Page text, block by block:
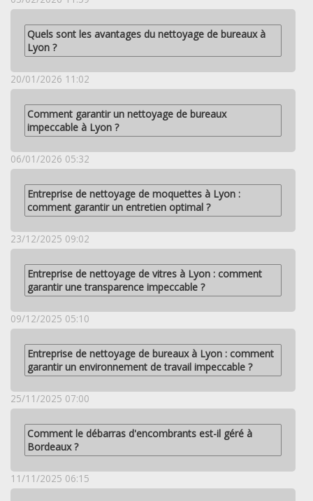
Quels sont les avantages du nettoyage de bureaux à
Lyon ?
20/01/2026 11:02
Comment garantir un nettoyage de bureaux
impeccable à Lyon ?
06/01/2026 05:32
Entreprise de nettoyage de moquettes à Lyon :
comment garantir un entretien optimal ?
23/12/2025 09:02
Entreprise de nettoyage de vitres à Lyon : comment
garantir une transparence impeccable ?
09/12/2025 05:10
Entreprise de nettoyage de bureaux à Lyon : comment
garantir un environnement de travail impeccable ?
25/11/2025 07:00
Comment le débarras d'encombrants est-il géré à
Bordeaux ?
11/11/2025 06:15